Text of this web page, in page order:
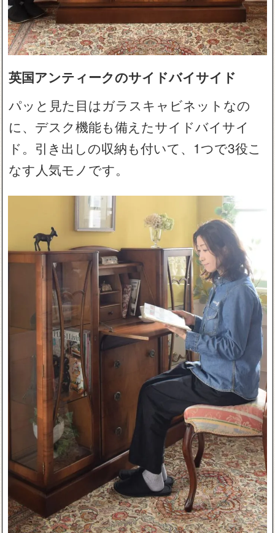
英国アンティークのサイドバイサイド
パッと見た目はガラスキャビネットなの
に、デスク機能も備えたサイドバイサイ
ド。引き出しの収納も付いて、1つで3役こ
なす人気モノです。